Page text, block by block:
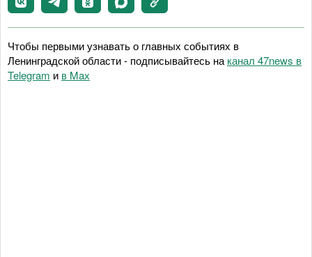
Чтобы первыми узнавать о главных событиях в
Ленинградской области - подписывайтесь на канал 47news в
Telegram и в Maх